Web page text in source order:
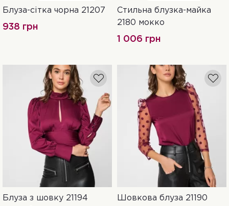
42 44 46
Блуза-сітка чорна 21207
938 грн
42 46
Стильна блузка-майка
2180 мокко
1 006 грн
42 44
Блуза з шовку 21194
46
Шовкова блуза 21190